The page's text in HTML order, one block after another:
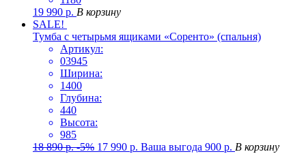
19 990 р. В корзину
SALE!
Тумба с четырьмя ящиками «Соренто» (спальня)
Артикул:
03945
Ширина:
1400
Глубина:
440
Высота:
985
18 890р. -5% 17 990 р. Ваша выгода 900 р. В корзину